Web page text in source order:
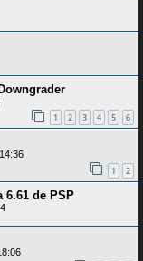
1 2 3 4 5 6
1 2
de PSP